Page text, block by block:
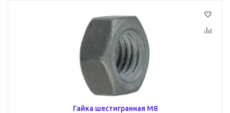
Гайка шестигранная М8